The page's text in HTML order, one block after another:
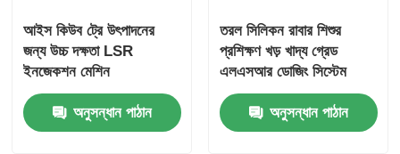
আইস কিউব ট্রে উৎপাদনের
জন্য উচ্চ দক্ষতা LSR
ইনজেকশন মেশিন
অনুসন্ধান পাঠান
তরল সিলিকন রাবার শিশুর
প্রশিক্ষণ খড় খাদ্য গ্রেড
এলএসআর ডোজিং সিস্টেম
অনুসন্ধান পাঠান